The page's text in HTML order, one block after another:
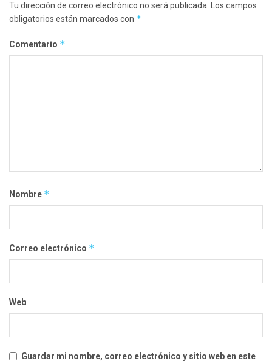
Tu dirección de correo electrónico no será publicada. Los campos
obligatorios están marcados con *
Comentario *
Nombre *
Correo electrónico *
Web
Guardar mi nombre, correo electrónico y sitio web en este